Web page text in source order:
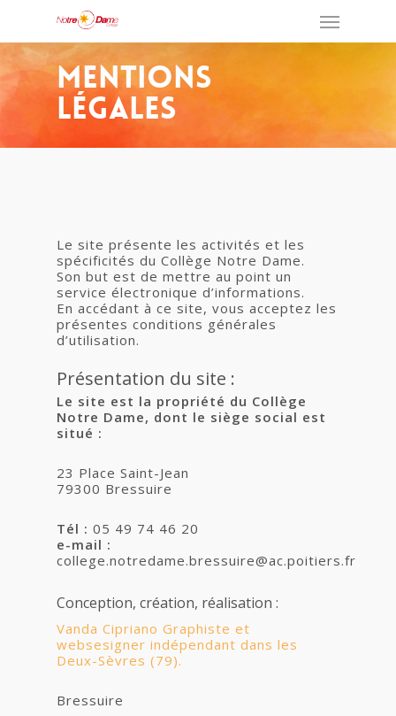
Mentions
Légales
Le site présente les activités et les
spécificités du Collège Notre Dame.
Son but est de mettre au point un
service électronique d’informations.
En accédant à ce site, vous acceptez les
présentes conditions générales
d’utilisation.
Présentation du site :
Le site est la propriété du Collège
Notre Dame, dont le siège social est
situé :
23 Place Saint-Jean
79300 Bressuire
Tél : 05 49 74 46 20
e-mail :
college.notredame.bressuire@ac.poitiers.fr
Conception, création, réalisation :
Vanda Cipriano Graphiste et
websesigner indépendant dans les
Deux-Sèvres (79).
Bressuire